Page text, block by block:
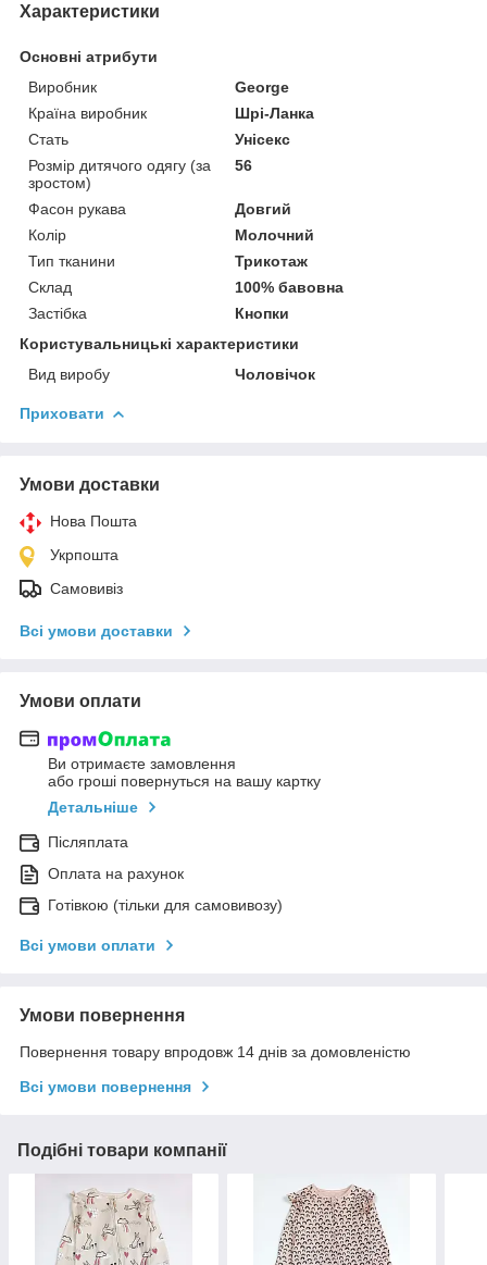
Характеристики
Основні атрибути
Виробник
George
Країна виробник
Шрі-Ланка
Стать
Унісекс
Розмір дитячого одягу (за
зростом)
56
Фасон рукава
Довгий
Колір
Молочний
Тип тканини
Трикотаж
Склад
100% бавовна
Застібка
Кнопки
Користувальницькі характеристики
Вид виробу
Чоловічок
Приховати
Умови доставки
Нова Пошта
Укрпошта
Самовивіз
Всі умови доставки
Умови оплати
Ви отримаєте замовлення
або гроші повернуться на вашу картку
Детальніше
Післяплата
Оплата на рахунок
Готівкою (тільки для самовивозу)
Всі умови оплати
Умови повернення
Повернення товару впродовж 14 днів за домовленістю
Всі умови повернення
Подібні товари компанії